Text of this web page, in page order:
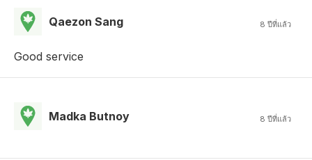
Qaezon Sang 8 ปีที่แล้ว
Good service
Madka Butnoy 8 ปีที่แล้ว